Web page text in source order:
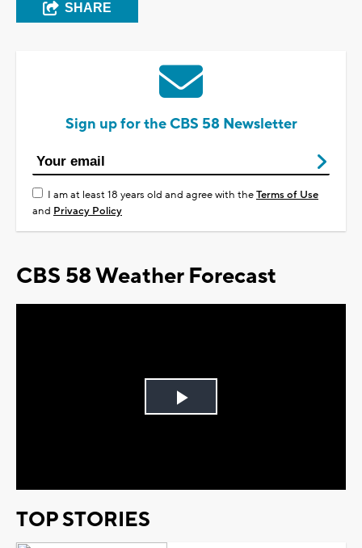
SHARE
Sign up for the CBS 58 Newsletter
I am at least 18 years old and agree with theTerms of Use
and Privacy Policy
CBS 58 Weather Forecast
Play
TOP STORIES